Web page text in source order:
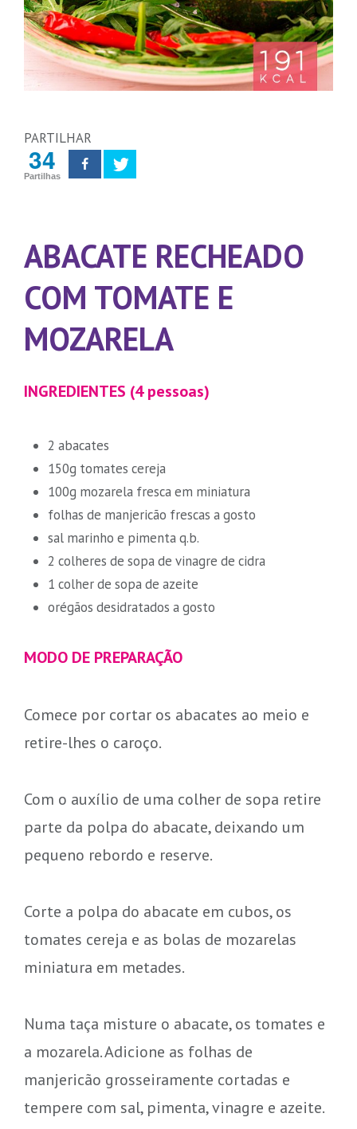
PARTILHAR
34
Partilhas
ABACATE RECHEADO
COM TOMATE E
MOZARELA
INGREDIENTES (4 pessoas)
2 abacates
150g tomates cereja
100g mozarela fresca em miniatura
folhas de manjericão frescas a gosto
sal marinho e pimenta q.b.
2 colheres de sopa de vinagre de cidra
1 colher de sopa de azeite
orégãos desidratados a gosto
MODO DE PREPARAÇÃO
Comece por cortar os abacates ao meio e
retire-lhes o caroço.
Com o auxílio de uma colher de sopa retire
parte da polpa do abacate, deixando um
pequeno rebordo e reserve.
Corte a polpa do abacate em cubos, os
tomates cereja e as bolas de mozarelas
miniatura em metades.
Numa taça misture o abacate, os tomates e
a mozarela. Adicione as folhas de
manjericão grosseiramente cortadas e
tempere com sal, pimenta, vinagre e azeite.